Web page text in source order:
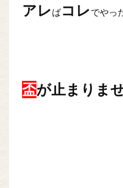
アレばコレでやっ
盃が止まりま